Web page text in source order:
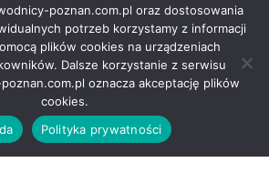
FAQ
z Poznania
Nasi przewodnicy
o Poznaniu
Polityka prywatności
Guide Przewodnicy Poznań 2022
poznan.com.pl oraz dostosowania
potrzeb korzystamy z informacji
plików cookies na urządzeniach
Dalsze korzystanie z serwisu
oznacza akceptację plików
cookies.
Polityka prywatności